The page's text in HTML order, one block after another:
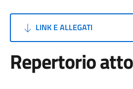
LINK E ALLEGATI
Repertorio